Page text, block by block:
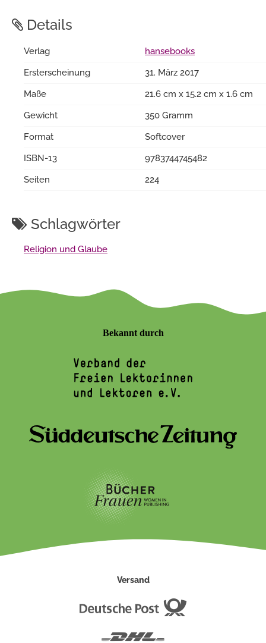
Details
Verlag
hansebooks
Ersterscheinung
31. März 2017
Maße
21.6 cm x 15.2 cm x 1.6 cm
Gewicht
350 Gramm
Format
Softcover
ISBN-13
9783744745482
Seiten
224
Schlagwörter
Religion und Glaube
Bekannt durch
Versand